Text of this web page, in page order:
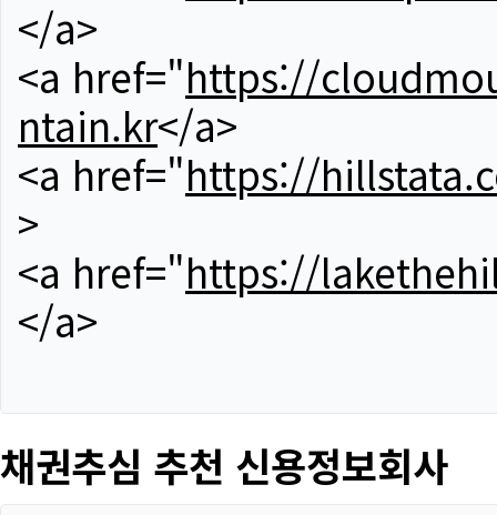
</a>
<a href="https://
ntain.kr</a>
<a href="https://
>
<a href="https://
</a>
채권추심 추천 신용정보회사